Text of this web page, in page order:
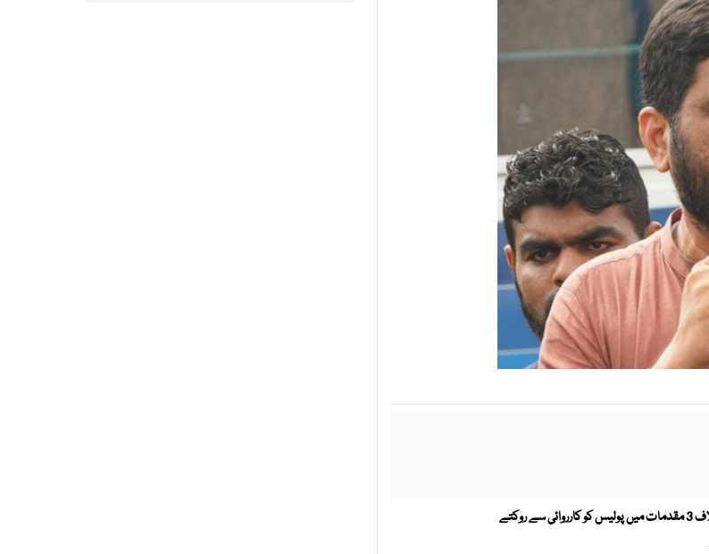
سندھ ہائیکورٹ نے لیاری سے جماعت اسلامی کے ایم پی اے عبد الرشید اور دیگر کیخلاف 3 مقدمات میں پولیس کو کارروائی سے روکتے